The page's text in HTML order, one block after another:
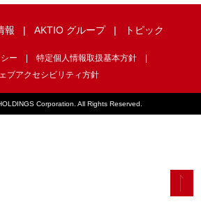
報 AKTIO グループ トピック
ー
特定個人情報取扱基本方針
ブアクセシビリティ方針
Corporation. All Rights Reserved.